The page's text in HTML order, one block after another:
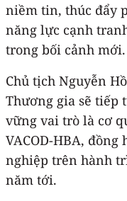
niềm tin, thúc đẩy
năng lực cạnh
trong bối cảnh mới.
Chủ tịch Nguyễn
Thương gia sẽ tiếp
vững vai trò là cơ
VACOD-HBA,
nghiệp trên hành
năm tới.